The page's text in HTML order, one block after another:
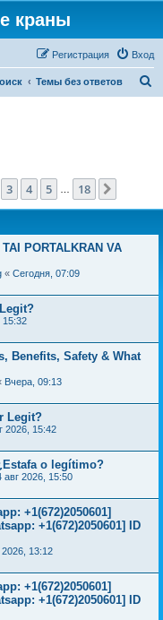
краны
Вход
Регистрация
Темы без ответов
из 18
3 4 5 18
PORTALKRAN VA
« Сегодня, 07:09
15:32
Benefits, Safety & What
Вчера, 09:13
Legit?
2026, 15:42
o legítimo?
авг 2026, 15:50
+1(672)2050601]
+1(672)2050601] ID
2026, 13:12
+1(672)2050601]
+1(672)2050601] ID